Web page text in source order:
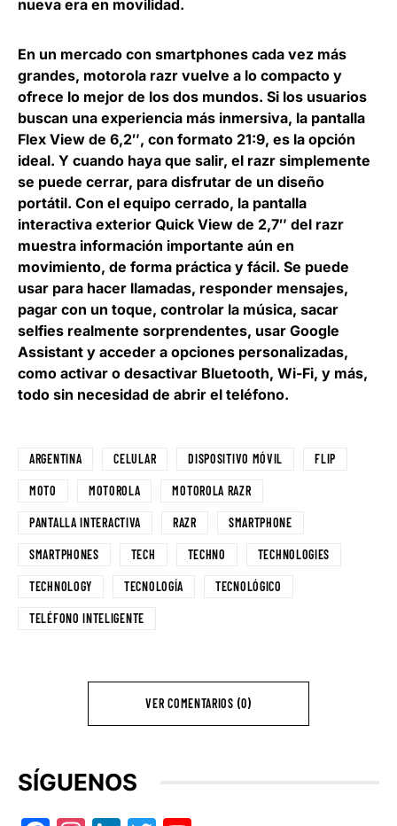
nueva era en movilidad.
En un mercado con smartphones cada vez más
grandes, motorola razr vuelve a lo compacto y
ofrece lo mejor de los dos mundos. Si los usuarios
buscan una experiencia más inmersiva, la pantalla
Flex View de 6,2″, con formato 21:9, es la opción
ideal. Y cuando haya que salir, el razr simplemente
se puede cerrar, para disfrutar de un diseño
portátil. Con el equipo cerrado, la pantalla
interactiva exterior Quick View de 2,7″ del razr
muestra información importante aún en
movimiento, de forma práctica y fácil. Se puede
usar para hacer llamadas, responder mensajes,
pagar con un toque, controlar la música, sacar
selfies realmente sorprendentes, usar Google
Assistant y acceder a opciones personalizadas,
como activar o desactivar Bluetooth, Wi-Fi, y más,
todo sin necesidad de abrir el teléfono.
ARGENTINA CELULAR DISPOSITIVO MÓVIL FLIP
MOTO MOTOROLA MOTOROLA RAZR
PANTALLA INTERACTIVA RAZR SMARTPHONE
SMARTPHONES TECH TECHNO TECHNOLOGIES
TECHNOLOGY TECNOLOGÍA TECNOLÓGICO
TELÉFONO INTELIGENTE
VER COMENTARIOS (0)
SÍGUENOS